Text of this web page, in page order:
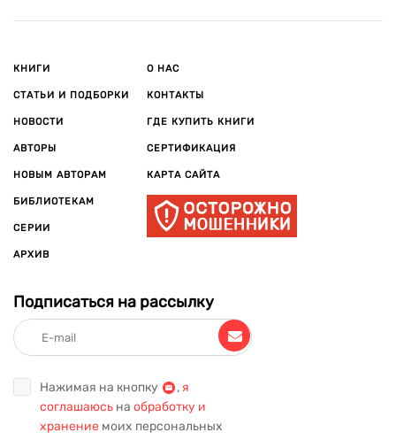
КНИГИ
СТАТЬИ И ПОДБОРКИ
НОВОСТИ
АВТОРЫ
НОВЫМ АВТОРАМ
БИБЛИОТЕКАМ
СЕРИИ
АРХИВ
О НАС
КОНТАКТЫ
ГДЕ КУПИТЬ КНИГИ
СЕРТИФИКАЦИЯ
КАРТА САЙТА
Подписаться на рассылку
Нажимая на кнопку , я
соглашаюсь на обработку и
хранение моих персональных